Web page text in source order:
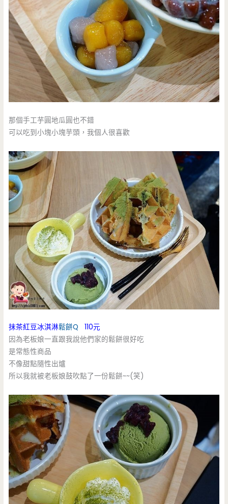
那個手工芋圓地瓜圓也不錯
可以吃到小塊小塊芋頭，我個人很喜歡
抹茶紅豆冰淇淋鬆餅Q 110元
因為老板娘一直跟我說他們家的鬆餅很好吃
是常態性商品
不像甜點隨性出爐
所以我就被老板娘鼓吹點了一份鬆餅~~(笑)